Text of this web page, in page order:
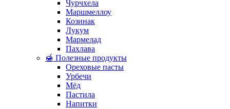
Чурчхела
Маршмеллоу
Козинак
Лукум
Мармелад
Пахлава
🍯 Полезные продукты
Ореховые пасты
Урбечи
Мёд
Пастила
Напитки